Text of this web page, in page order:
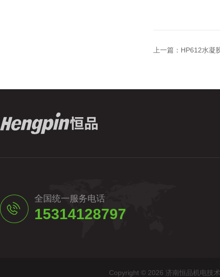
上一篇： HP612水凝
全国统一服务电话
15314128797
Copyright © 2026 济南恒品机电技